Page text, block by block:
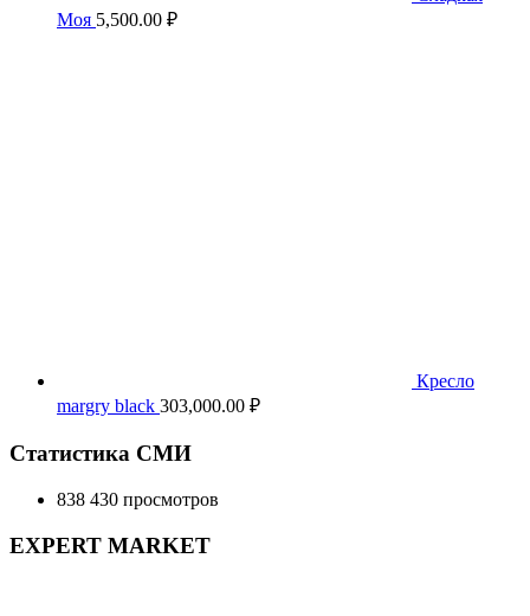
Моя 5,500.00 ₽
Кресло
margry black 303,000.00 ₽
Статистика СМИ
838 430 просмотров
EXPERT MARKET